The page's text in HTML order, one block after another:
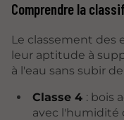
Comprendre la
Le classement des
leur aptitude à
à l'eau sans subir
Classe 4 : bois
avec l'humidité